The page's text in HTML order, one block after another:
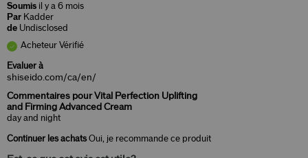
Soumis il y a 6 mois
Par Kadder
de Undisclosed
Acheteur Vérifié
Evaluer à
shiseido.com/ca/en/
Commentaires pour Vital Perfection Uplifting
and Firming Advanced Cream
day and night
Continuer les achatsOui, je recommande ce produit